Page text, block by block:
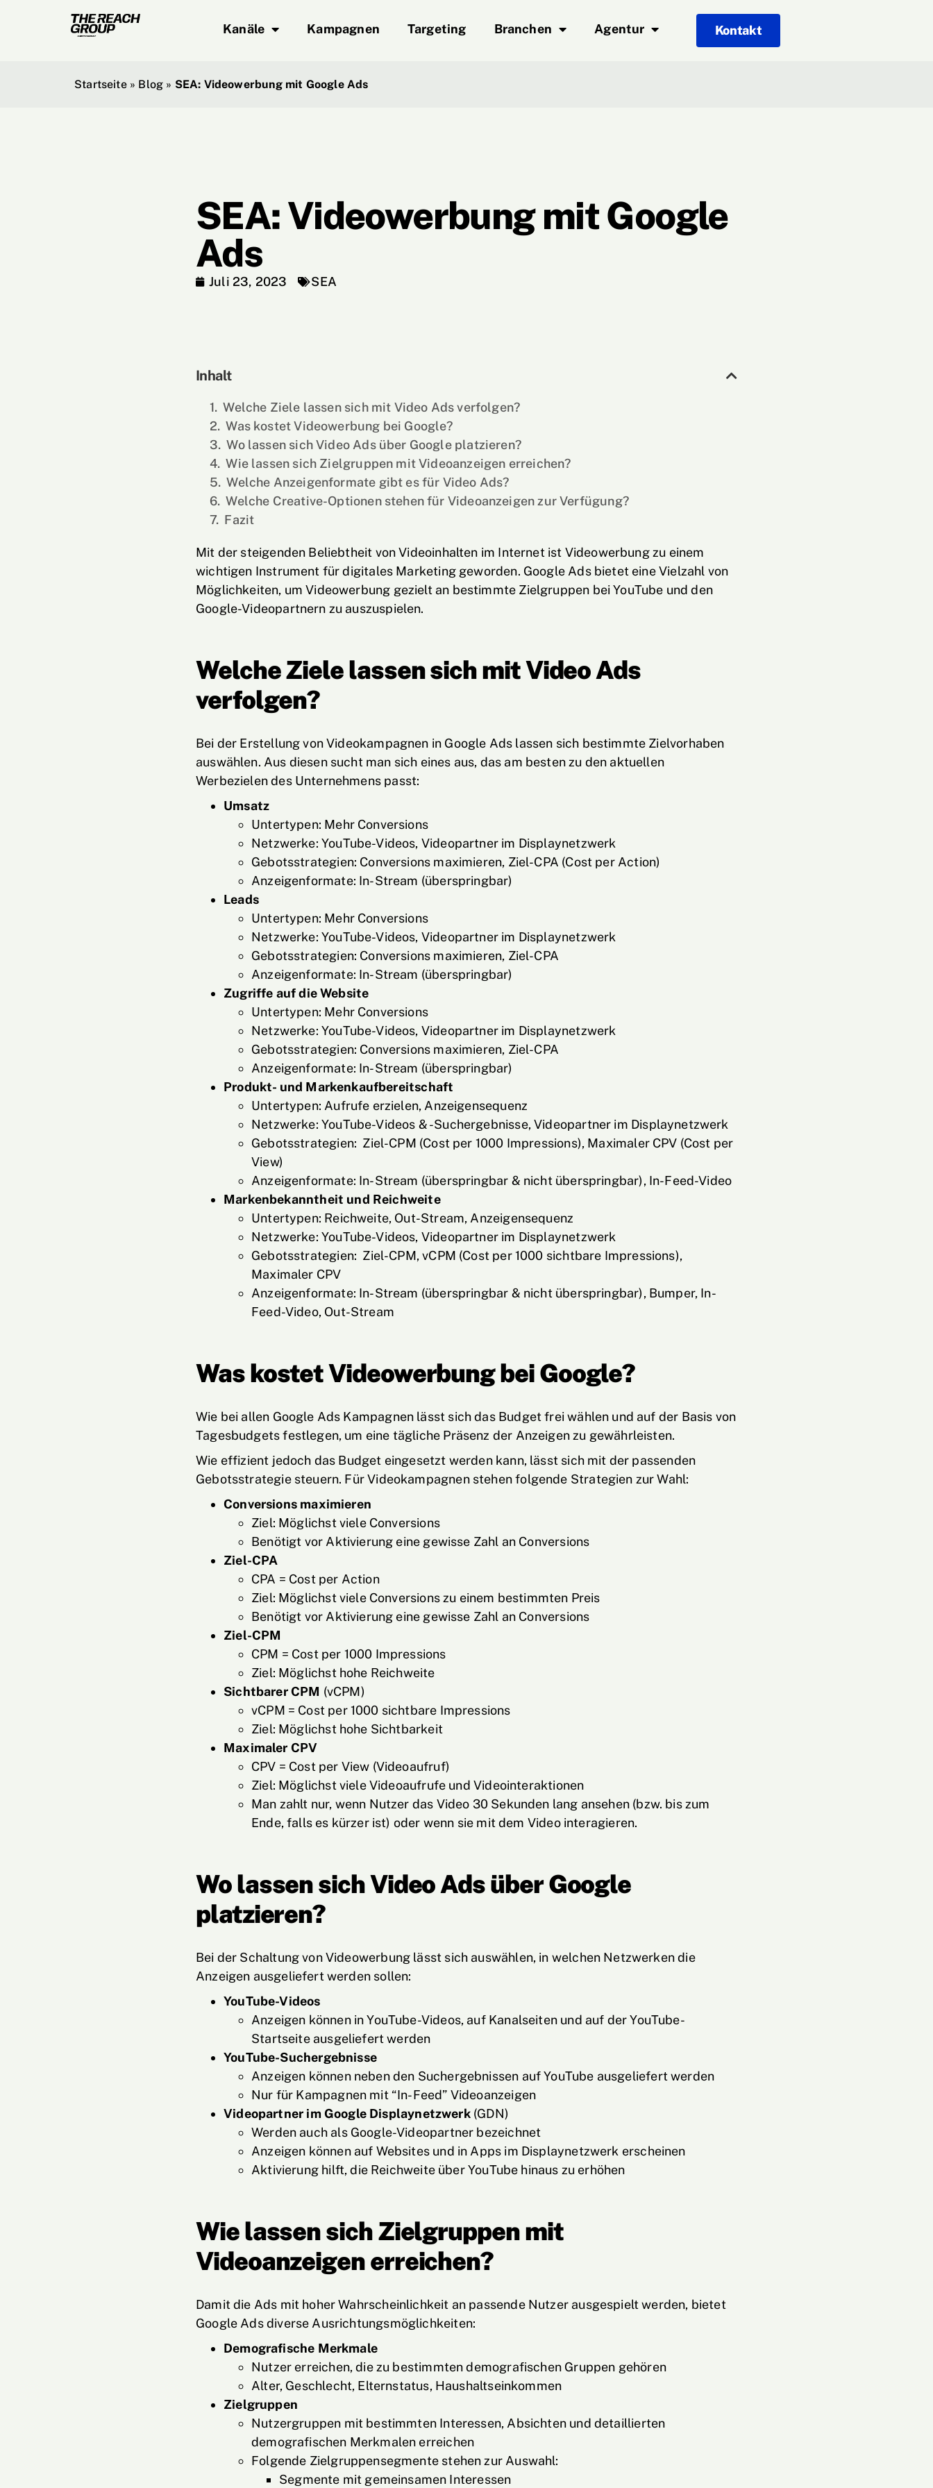
Kanäle Kampagnen Targeting Branchen Agentur Kontakt
Startseite» Blog » SEA: Videowerbung mit Google Ads
SEA: Videowerbung mit Google
Ads
Juli 23, 2023 SEA
Inhalt
Welche Ziele lassen sich mit Video Ads verfolgen?
Was kostet Videowerbung bei Google?
Wo lassen sich Video Ads über Google platzieren?
Wie lassen sich Zielgruppen mit Videoanzeigen erreichen?
Welche Anzeigenformate gibt es für Video Ads?
Welche Creative-Optionen stehen für Videoanzeigen zur Verfügung?
Fazit
Mit der steigenden Beliebtheit von Videoinhalten im Internet ist Videowerbung zu einem
wichtigen Instrument für digitales Marketing geworden. Google Ads bietet eine Vielzahl von
Möglichkeiten, um Videowerbung gezielt an bestimmte Zielgruppen bei YouTube und den
Google-Videopartnern zu auszuspielen.
Welche Ziele lassen sich mit Video Ads
verfolgen?
Bei der Erstellung von Videokampagnen in Google Ads lassen sich bestimmte Zielvorhaben
auswählen. Aus diesen sucht man sich eines aus, das am besten zu den aktuellen
Werbezielen des Unternehmens passt:
Umsatz
Untertypen: Mehr Conversions
Netzwerke: YouTube-Videos, Videopartner im Displaynetzwerk
Gebotsstrategien: Conversions maximieren, Ziel-CPA (Cost per Action)
Anzeigenformate: In-Stream (überspringbar)
Leads
Untertypen: Mehr Conversions
Netzwerke: YouTube-Videos, Videopartner im Displaynetzwerk
Gebotsstrategien: Conversions maximieren, Ziel-CPA
Anzeigenformate: In-Stream (überspringbar)
Zugriffe auf die Website
Untertypen: Mehr Conversions
Netzwerke: YouTube-Videos, Videopartner im Displaynetzwerk
Gebotsstrategien: Conversions maximieren, Ziel-CPA
Anzeigenformate: In-Stream (überspringbar)
Produkt- und Markenkaufbereitschaft
Untertypen: Aufrufe erzielen, Anzeigensequenz
Netzwerke: YouTube-Videos & -Suchergebnisse, Videopartner im Displaynetzwerk
Gebotsstrategien: Ziel-CPM (Cost per 1000 Impressions), Maximaler CPV (Cost per
View)
Anzeigenformate: In-Stream (überspringbar & nicht überspringbar), In-Feed-Video
Markenbekanntheit und Reichweite
Untertypen: Reichweite, Out-Stream, Anzeigensequenz
Netzwerke: YouTube-Videos, Videopartner im Displaynetzwerk
Gebotsstrategien: Ziel-CPM, vCPM (Cost per 1000 sichtbare Impressions),
Maximaler CPV
Anzeigenformate: In-Stream (überspringbar & nicht überspringbar), Bumper, In-
Feed-Video, Out-Stream
Was kostet Videowerbung bei Google?
Wie bei allen Google Ads Kampagnen lässt sich das Budget frei wählen und auf der Basis von
Tagesbudgets festlegen, um eine tägliche Präsenz der Anzeigen zu gewährleisten.
Wie effizient jedoch das Budget eingesetzt werden kann, lässt sich mit der passenden
Gebotsstrategie steuern. Für Videokampagnen stehen folgende Strategien zur Wahl:
Conversions maximieren
Ziel: Möglichst viele Conversions
Benötigt vor Aktivierung eine gewisse Zahl an Conversions
Ziel-CPA
CPA = Cost per Action
Ziel: Möglichst viele Conversions zu einem bestimmten Preis
Benötigt vor Aktivierung eine gewisse Zahl an Conversions
Ziel-CPM
CPM = Cost per 1000 Impressions
Ziel: Möglichst hohe Reichweite
Sichtbarer CPM (vCPM)
vCPM = Cost per 1000 sichtbare Impressions
Ziel: Möglichst hohe Sichtbarkeit
Maximaler CPV
CPV = Cost per View (Videoaufruf)
Ziel: Möglichst viele Videoaufrufe und Videointeraktionen
Man zahlt nur, wenn Nutzer das Video 30 Sekunden lang ansehen (bzw. bis zum
Ende, falls es kürzer ist) oder wenn sie mit dem Video interagieren.
Wo lassen sich Video Ads über Google
platzieren?
Bei der Schaltung von Videowerbung lässt sich auswählen, in welchen Netzwerken die
Anzeigen ausgeliefert werden sollen:
YouTube-Videos
Anzeigen können in YouTube-Videos, auf Kanalseiten und auf der YouTube-
Startseite ausgeliefert werden
YouTube-Suchergebnisse
Anzeigen können neben den Suchergebnissen auf YouTube ausgeliefert werden
Nur für Kampagnen mit “In-Feed” Videoanzeigen
Videopartner im Google Displaynetzwerk(GDN)
Werden auch als Google-Videopartner bezeichnet
Anzeigen können auf Websites und in Apps im Displaynetzwerk erscheinen
Aktivierung hilft, die Reichweite über YouTube hinaus zu erhöhen
Wie lassen sich Zielgruppen mit
Videoanzeigen erreichen?
Damit die Ads mit hoher Wahrscheinlichkeit an passende Nutzer ausgespielt werden, bietet
Google Ads diverse Ausrichtungsmöglichkeiten:
Demografische Merkmale
Nutzer erreichen, die zu bestimmten demografischen Gruppen gehören
Alter, Geschlecht, Elternstatus, Haushaltseinkommen
Zielgruppen
Nutzergruppen mit bestimmten Interessen, Absichten und detaillierten
demografischen Merkmalen erreichen
Folgende Zielgruppensegmente stehen zur Auswahl:
Segmente mit gemeinsamen Interessen